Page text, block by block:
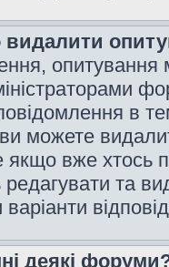
видалити
в
можете
якщо вже
редагувати та
деякі